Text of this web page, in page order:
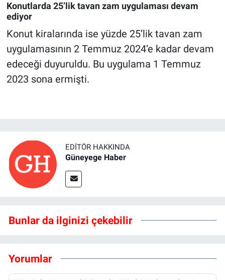
Konutlarda 25’lik tavan zam uygulaması devam
ediyor
Konut kiralarında ise yüzde 25’lik tavan zam
uygulamasının 2 Temmuz 2024’e kadar devam
edeceği duyuruldu. Bu uygulama 1 Temmuz
2023 sona ermişti.
EDITÖR HAKKINDA
Güneyege Haber
Bunlar da ilginizi çekebilir
Yorumlar